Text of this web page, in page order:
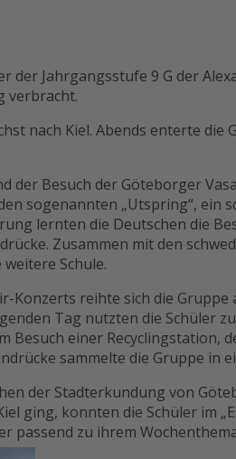
der Jahrgangsstufe 9 G der
verbracht.
nach Kiel. Abends enterte
der Besuch der Göteborger
sogenannten „Utspring“, ein
lernten die Deutschen die
Zusammen mit den
Schule.
Konzerts reihte sich die
Tag nutzten die Schüler
Besuch einer Recyclingstation,
sammelte die Gruppe in
der Stadterkundung von
ging, konnten die Schüler im
passend zu ihrem